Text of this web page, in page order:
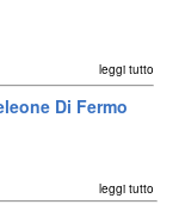
leggi tutto
Di Fermo
leggi tutto